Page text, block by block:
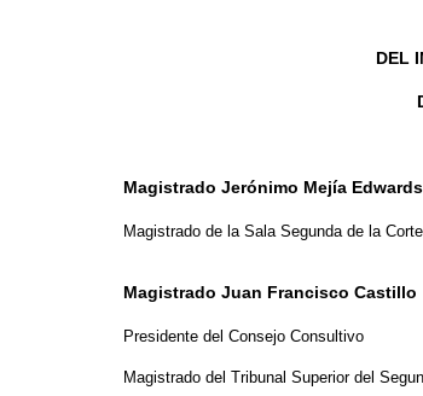
DEL
Magistrado Jerónimo Mejía Edwards
Magistrado de la Sala Segunda de la
Magistrado Juan Francisco Castillo
Presidente del Consejo Consultivo
Magistrado del Tribunal Superior del